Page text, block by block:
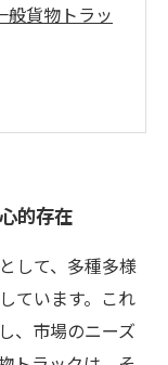
般貨物トラッ
トラックの
の重要性
物トラックの
的存在
して、多種多様
ています。これ
、市場のニーズ